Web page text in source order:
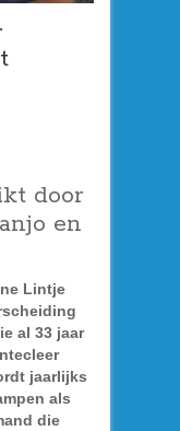
door
en
Lintje
al 33 jaar
jaarlijks
als
die